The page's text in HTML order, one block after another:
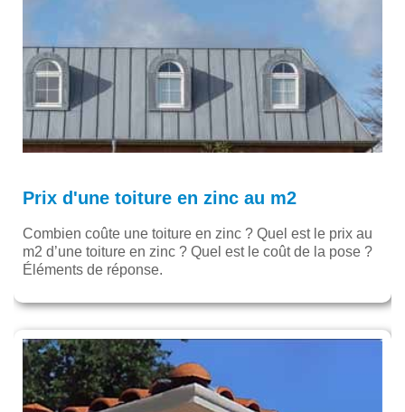
Prix d'une toiture en zinc au m2
Combien coûte une toiture en zinc ? Quel est le prix au
m2 d’une toiture en zinc ? Quel est le coût de la pose ?
Éléments de réponse.